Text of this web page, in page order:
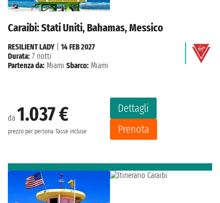
Caraibi: Stati Uniti, Bahamas, Messico
da 1.037 €
prezzo per persona Tasse incluse
Dettagli
Prenota
RESILIENT LADY
14 FEB 2027
Durata: 7 notti
Partenza da: Miami Sbarco: Miami